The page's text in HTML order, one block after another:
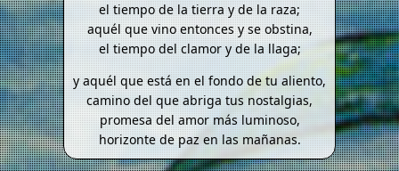
el tiempo de la tierra y de la raza;
aquél que vino entonces y se obstina,
el tiempo del clamor y de la llaga;
y aquél que está en el fondo de tu aliento,
camino del que abriga tus nostalgias,
promesa del amor más luminoso,
horizonte de paz en las mañanas.